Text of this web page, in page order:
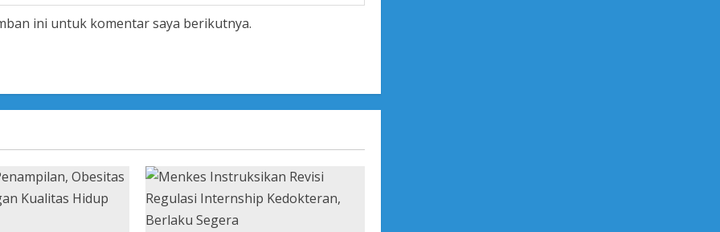
ini untuk komentar saya berikutnya.